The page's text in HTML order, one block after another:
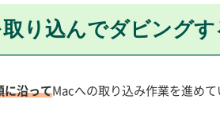
り込んでダビング
に沿ってMacへの取り込み作業を進めて